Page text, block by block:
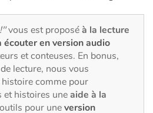
aventure
vous est proposéà la lecture
écouter en version audio
et conteuses. En bonus,
lecture, nous vous
comme pour
et histoires uneaide à la
pour uneversion